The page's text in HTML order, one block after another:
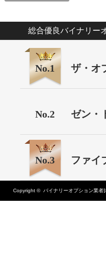
総合優良バイナリー
No.1 ザ・オ
No.2 ゼン・
No.3 ファイ
Copyright © バイナリーオプション業者